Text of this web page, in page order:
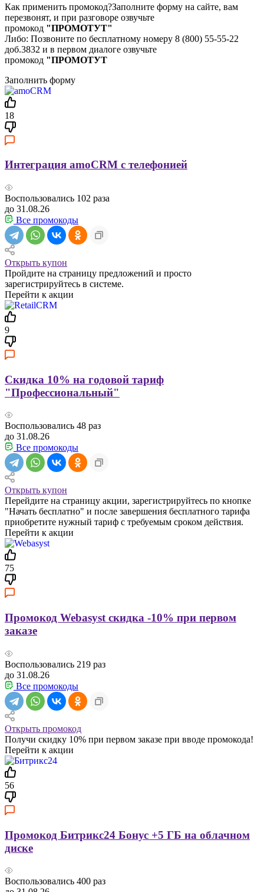
Как применить промокод?Заполните форму на сайте, вам
перезвонят, и при разговоре озвучьте
промокод "ПРОМОТУТ"
Либо: Позвоните по бесплатному номеру 8 (800) 55-55-22
доб.3832 и в первом диалоге озвучьте
промокод "ПРОМОТУТ
Заполнить форму
18
Интеграция amoCRM с телефонией
Воспользовались 102 раза
до 31.08.26
Все промокоды
Открыть купон
Пройдите на страницу предложений и просто
зарегистрируйтесь в системе.
Перейти к акции
9
Скидка 10% на годовой тариф
"Профессиональный"
Воспользовались 48 раз
до 31.08.26
Все промокоды
Открыть купон
Перейдите на страницу акции, зарегистрируйтесь по кнопке
"Начать бесплатно" и после завершения бесплатного тарифа
приобретите нужный тариф с требуемым сроком действия.
Перейти к акции
75
Промокод Webasyst скидка -10% при первом
заказе
Воспользовались 219 раз
до 31.08.26
Все промокоды
Открыть промокод
Получи скидку 10% при первом заказе при вводе промокода!
Перейти к акции
56
Промокод Битрикс24 Бонус +5 ГБ на облачном
диске
Воспользовались 400 раз